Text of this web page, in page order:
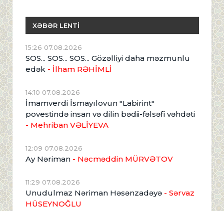
XƏBƏR LENTİ
15:26 07.08.2026
SOS... SOS... SOS... Gözəlliyi daha məzmunlu
edək - İlham RƏHİMLİ
14:10 07.08.2026
İmamverdi İsmayılovun "Labirint"
povestində insan və dilin bədii-fəlsəfi vəhdəti
- Mehriban VƏLİYEVA
12:09 07.08.2026
Ay Nəriman - Nəcməddin MÜRVƏTOV
11:29 07.08.2026
Unudulmaz Nəriman Həsənzadəyə - Sərvaz
HÜSEYNOĞLU